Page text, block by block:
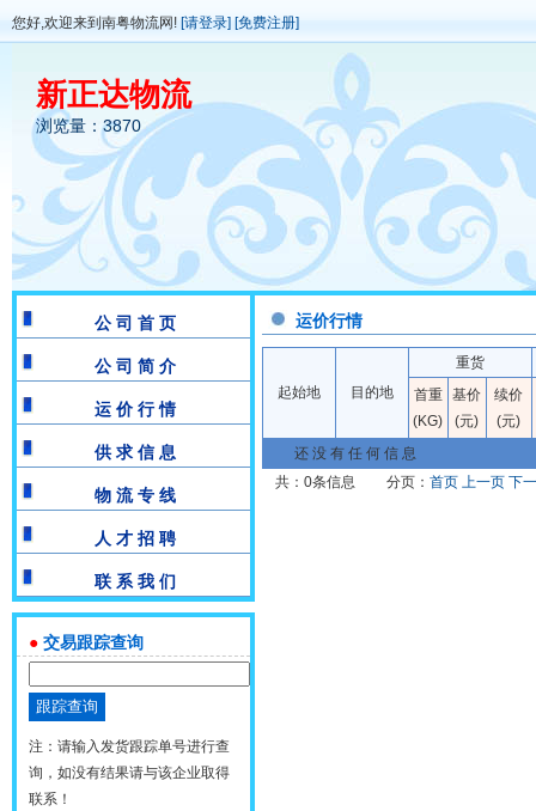
您好,欢迎来到南粤物流网! [请登录] [免费注册]
新正达物流
浏览量：3870
公 司 首 页
公 司 简 介
运 价 行 情
供 求 信 息
物 流 专 线
人 才 招 聘
联 系 我 们
● 交易跟踪查询
注：请输入发货跟踪单号进行查
询，如没有结果请与该企业取得
联系！
运价行情
起始地 目的地
重货
首重
(KG)
基价
(元)
续价
(元)
还 没 有 任 何 信 息
共：0条信息
分页： 首页 上一页 下